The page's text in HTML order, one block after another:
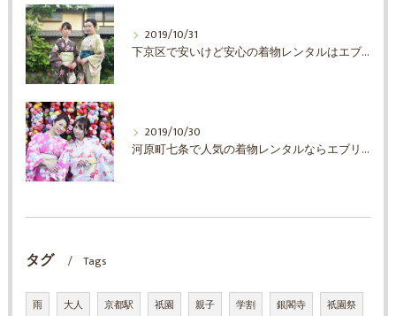
2019/10/31
下京区で安いけど安心の着物レンタルはエブリ着物日和
2019/10/30
河原町七条で人気の着物レンタルならエブリ着物日和
タグ Tags
雨 大人 京都駅 祇園 親子 学割 銀閣寺 祇園祭